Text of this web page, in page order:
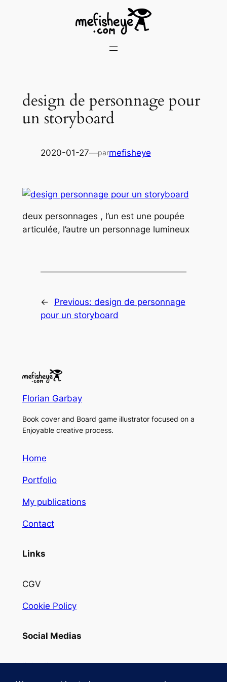
design de personnage pour
un storyboard
2020-01-27—parmefisheye
deux personnages , l’un est une poupée
articulée, l’autre un personnage lumineux
← Previous: design de personnage
pour un storyboard
Florian Garbay
Book cover and Board game illustrator focused on a
Enjoyable creative process.
Home
Portfolio
My publications
Contact
Links
CGV
Cookie Policy
Social Medias
linkedin